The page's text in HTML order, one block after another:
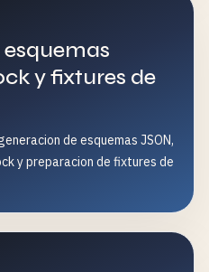
y fixtures de
de esquemas JSON,
y preparacion de fixtures de